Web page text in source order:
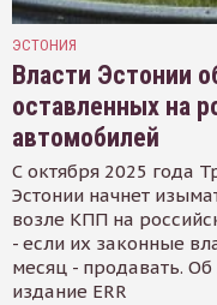
ЭСТОНИЯ
Власти Эстонии
оставленных на
автомобилей
С октября 2025 года
Эстонии начнет
возле КПП на
- если их законные
месяц - продавать.
издание ERR